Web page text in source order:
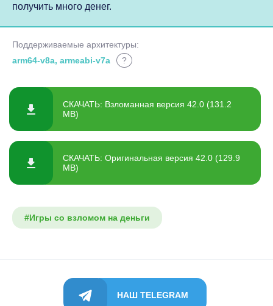
получить много денег.
Поддерживаемые архитектуры:
arm64-v8a, armeabi-v7a
?
СКАЧАТЬ: Взломанная версия 42.0 (131.2
MB)
СКАЧАТЬ: Оригинальная версия 42.0 (129.9
MB)
#Игры со взломом на деньги
НАШ TELEGRAM